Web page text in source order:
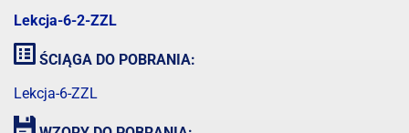
Lekcja-6-2-ZZL
ŚCIĄGA DO POBRANIA:
Lekcja-6-ZZL